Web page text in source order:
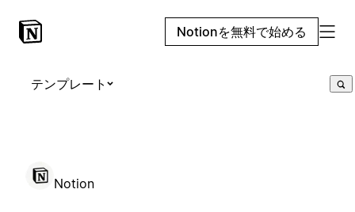
Notionを無料で始める
テンプレート
Notion